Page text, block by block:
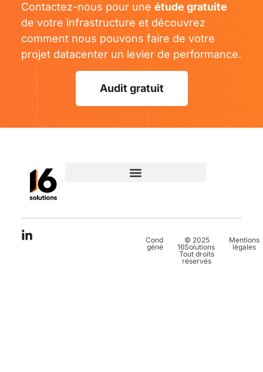
Contactez-nous pour une étude gratuite
de votre infrastructure et découvrez
comment nous pouvons faire de votre
projet datacenter un levier de performance.
Audit gratuit
Conditions
générales
© 2025
16Solutions.
Tout droits
réservés
Mentions
légales